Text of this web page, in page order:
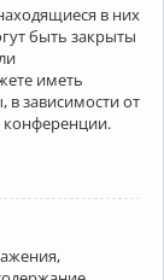
в них
быть закрыты
иметь
зависимости от
конференции.